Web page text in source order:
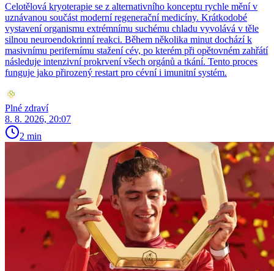
Celotělová kryoterapie se z alternativního konceptu rychle mění v
uznávanou součást moderní regenerační medicíny. Krátkodobé
vystavení organismu extrémnímu suchému chladu vyvolává v těle
silnou neuroendokrinní reakci. Během několika minut dochází k
masivnímu perifernímu stažení cév, po kterém při opětovném zahřátí
následuje intenzivní prokrvení všech orgánů a tkání. Tento proces
funguje jako přirozený restart pro cévní i imunitní systém.
Plné zdraví
8. 8. 2026, 20:07
2 min